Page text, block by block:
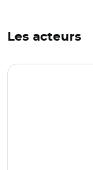
Les acteurs